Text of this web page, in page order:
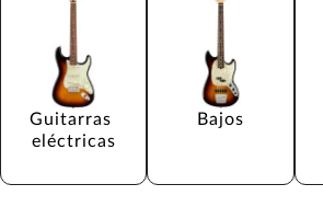
Guitarras
eléctricas
Bajos